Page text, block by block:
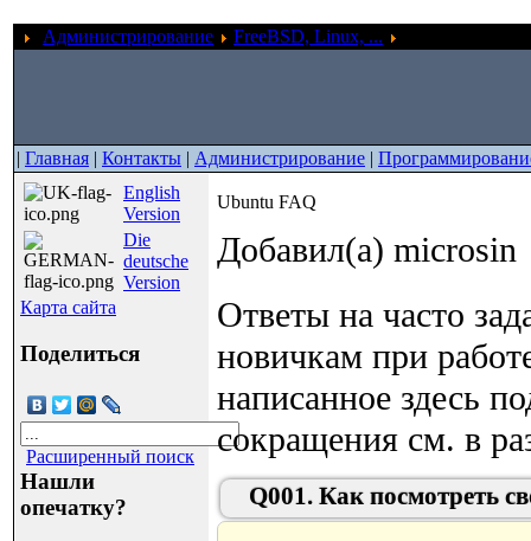
Администрирование FreeBSD, Linux, ...
| Главная | Контакты | Администрирование |
English
Version
Die
deutsche
Version
Карта сайта
Поделиться
Расширенный поиск
Нашли
опечатку?
Ubuntu FAQ
Добавил(а) microsin
Ответы на часто
новичкам при
написанное здесь
сокращения см. в
Q001. Как посмотреть